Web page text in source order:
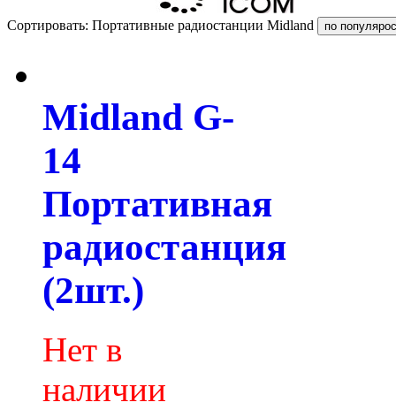
Сортировать: Портативные радиостанции Midland
Midland G-
14
Портативная
радиостанция
(2шт.)
Нет в
наличии